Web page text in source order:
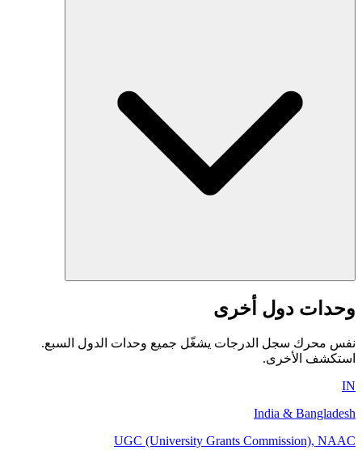
وحدات دول أخرى
نفس محرك سجل الدرجات يشغّل جميع وحدات الدول السبع.
استكشف الأخرى.
IN
India & Bangladesh
UGC (University Grants Commission), NAAC